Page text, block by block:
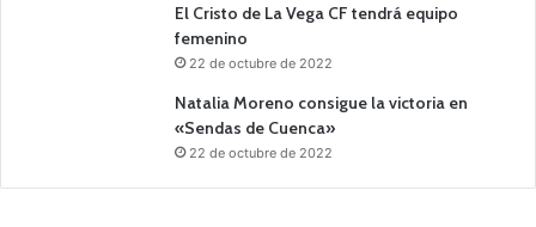
El Cristo de La Vega CF tendrá equipo
femenino
22 de octubre de 2022
Natalia Moreno consigue la victoria en
«Sendas de Cuenca»
22 de octubre de 2022